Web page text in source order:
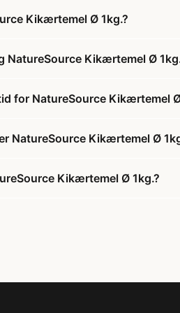
Kikærtemel Ø 1kg.?
NatureSource Kikærtemel Ø
for NatureSource Kikærtemel
NatureSource Kikærtemel Ø
Kikærtemel Ø 1kg.?